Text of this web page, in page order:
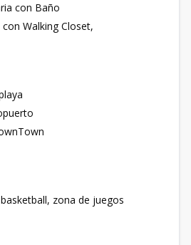
con Baño
Walking Closet,
zona de juegos